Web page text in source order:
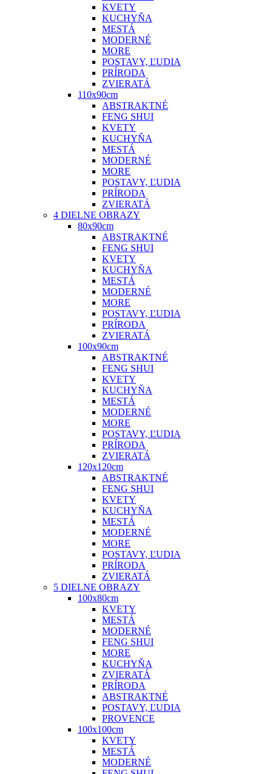
KVETY
KUCHYŇA
MESTÁ
MODERNÉ
MORE
POSTAVY, ĽUDIA
PRÍRODA
ZVIERATÁ
110x90cm
ABSTRAKTNÉ
FENG SHUI
KVETY
KUCHYŇA
MESTÁ
MODERNÉ
MORE
POSTAVY, ĽUDIA
PRÍRODA
ZVIERATÁ
4 DIELNE OBRAZY
80x90cm
ABSTRAKTNÉ
FENG SHUI
KVETY
KUCHYŇA
MESTÁ
MODERNÉ
MORE
POSTAVY, ĽUDIA
PRÍRODA
ZVIERATÁ
100x90cm
ABSTRAKTNÉ
FENG SHUI
KVETY
KUCHYŇA
MESTÁ
MODERNÉ
MORE
POSTAVY, ĽUDIA
PRÍRODA
ZVIERATÁ
120x120cm
ABSTRAKTNÉ
FENG SHUI
KVETY
KUCHYŇA
MESTÁ
MODERNÉ
MORE
POSTAVY, ĽUDIA
PRÍRODA
ZVIERATÁ
5 DIELNE OBRAZY
100x80cm
KVETY
MESTÁ
MODERNÉ
FENG SHUI
MORE
KUCHYŇA
ZVIERATÁ
PRÍRODA
ABSTRAKTNÉ
POSTAVY, ĽUDIA
PROVENCE
100x100cm
KVETY
MESTÁ
MODERNÉ